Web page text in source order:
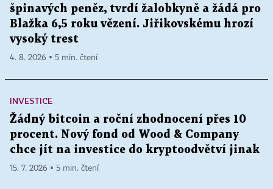
špinavých peněz, tvrdí žalobkyně a žádá pro
Blažka 6,5 roku vězení. Jiřikovskému hrozí
vysoký trest
4. 8. 2026 ▪ 5 min. čtení
INVESTICE
Žádný bitcoin a roční zhodnocení přes 10
procent. Nový fond od Wood & Company
chce jít na investice do kryptoodvětví jinak
15. 7. 2026 ▪ 5 min. čtení